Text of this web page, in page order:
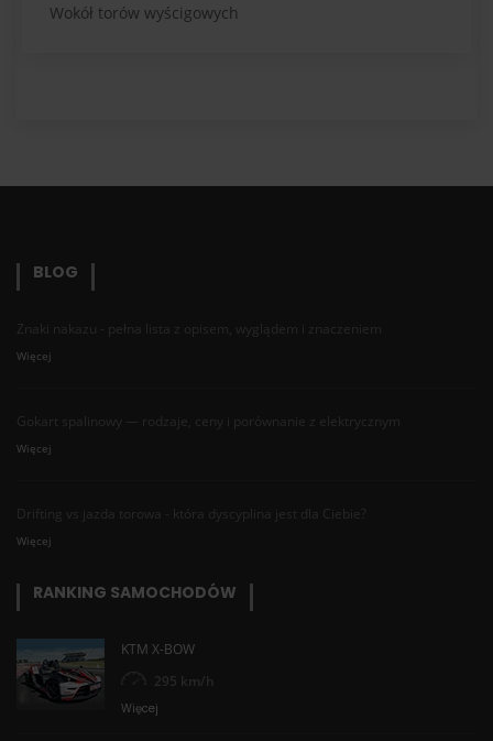
Wokół torów wyścigowych
BLOG
Znaki nakazu - pełna lista z opisem, wyglądem i znaczeniem
Więcej
Gokart spalinowy — rodzaje, ceny i porównanie z elektrycznym
Więcej
Drifting vs jazda torowa - która dyscyplina jest dla Ciebie?
Więcej
RANKING SAMOCHODÓW
KTM X-BOW
295 km/h
Więcej